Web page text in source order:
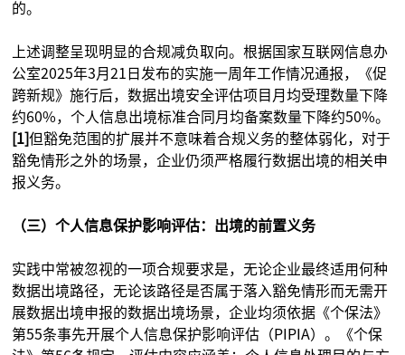
的。
上述调整呈现明显的合规减负取向。根据国家互联网信息办
公室2025年3月21日发布的实施一周年工作情况通报，《促
跨新规》施行后，数据出境安全评估项目月均受理数量下降
约60%，个人信息出境标准合同月均备案数量下降约50%。
[1]但豁免范围的扩展并不意味着合规义务的整体弱化，对于
豁免情形之外的场景，企业仍须严格履行数据出境的相关申
报义务。
（三）个人信息保护影响评估：出境的前置义务
实践中常被忽视的一项合规要求是，无论企业最终适用何种
数据出境路径，无论该路径是否属于落入豁免情形而无需开
展数据出境申报的数据出境场景，企业均须依据《个保法》
第55条事先开展个人信息保护影响评估（PIPIA）。《个保